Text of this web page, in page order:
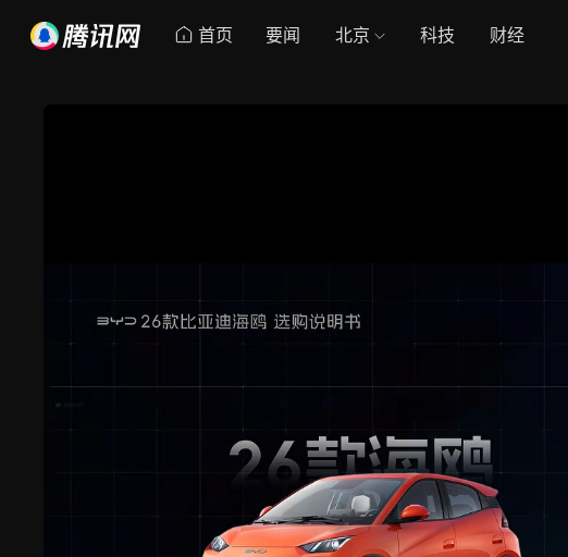
首页 要闻 北京 科技 财经